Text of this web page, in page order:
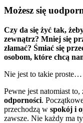
Możesz się
Czy da się żyć tak,
zewnątrz? Mniej się
złamać? Śmiać się
osobom, które chcą
Nie jest to takie proste…
Pewne jest natomiast to,
odporności.
przechodzą w spokój i
zawsze. Nie każdy ma